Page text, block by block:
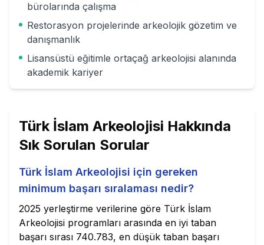
bürolarında çalışma
Restorasyon projelerinde arkeolojik gözetim ve
danışmanlık
Lisansüstü eğitimle ortaçağ arkeolojisi alanında
akademik kariyer
Türk İslam Arkeolojisi Hakkında
Sık Sorulan Sorular
Türk İslam Arkeolojisi için gereken
minimum başarı sıralaması nedir?
2025 yerleştirme verilerine göre Türk İslam
Arkeolojisi programları arasında en iyi taban
başarı sırası 740.783, en düşük taban başarı